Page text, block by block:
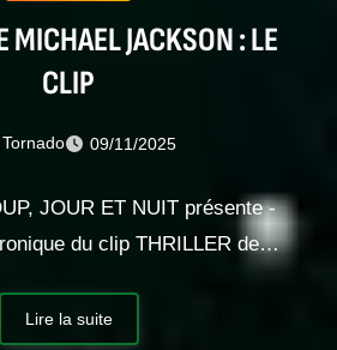
MICHAEL JACKSON : LE
CLIP
Tornado 09/11/2025
JOUR ET NUIT présente -
du clip THRILLER de…
Lire la suite